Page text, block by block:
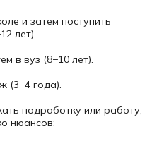
и затем поступить
лет).
в вуз (8−10 лет).
(3−4 года).
подработку или работу,
нюансов: